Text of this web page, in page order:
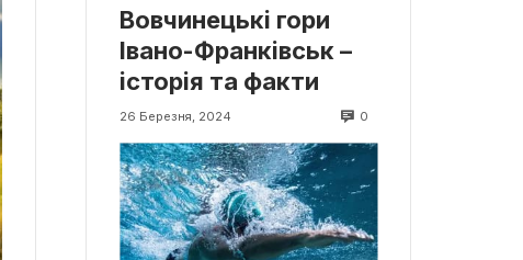
Вовчинецькі гори
Івано-Франківськ –
історія та факти
26 Березня, 2024 0